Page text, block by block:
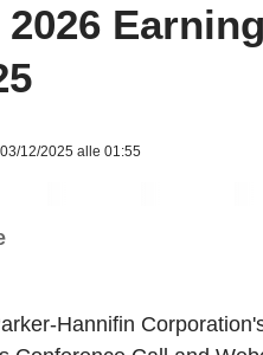
12/2025 alle 01:55
Hannifin